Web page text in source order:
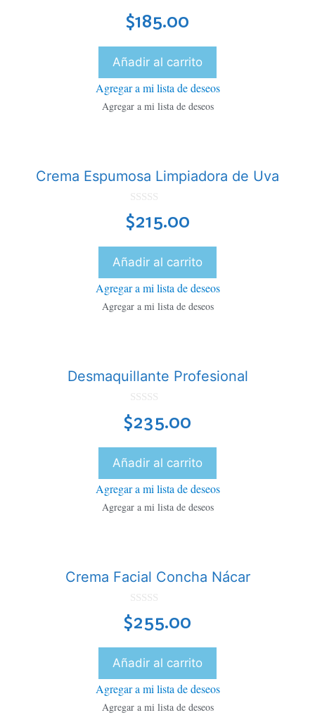
0
d
e
$185.00
Añadir al carrito
Agregar a mi lista de deseos
Agregar a mi lista de deseos
Crema Espumosa Limpiadora de Uva
0
d
e
$215.00
Añadir al carrito
Agregar a mi lista de deseos
Agregar a mi lista de deseos
Desmaquillante Profesional
d
e
$235.00
Añadir al carrito
Agregar a mi lista de deseos
Agregar a mi lista de deseos
Crema Facial Concha Nácar
d
e
$255.00
Añadir al carrito
Agregar a mi lista de deseos
Agregar a mi lista de deseos